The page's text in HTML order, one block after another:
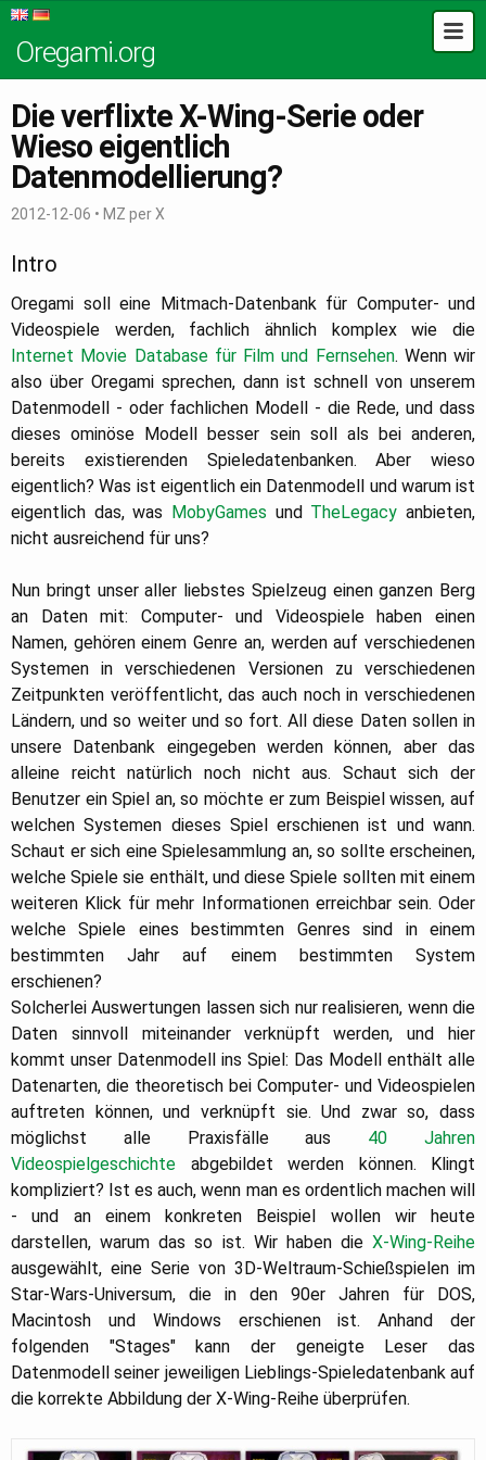
Oregami.org
Die verflixte X-Wing-Serie oder
Wieso eigentlich
Datenmodellierung?
2012-12-06 • MZ per X
Intro
Oregami soll eine Mitmach-Datenbank für Computer- und
Videospiele werden, fachlich ähnlich komplex wie die
Internet Movie Database für Film und Fernsehen. Wenn wir
also über Oregami sprechen, dann ist schnell von unserem
Datenmodell - oder fachlichen Modell - die Rede, und dass
dieses ominöse Modell besser sein soll als bei anderen,
bereits existierenden Spieledatenbanken. Aber wieso
eigentlich? Was ist eigentlich ein Datenmodell und warum ist
eigentlich das, was MobyGames und TheLegacy anbieten,
nicht ausreichend für uns?
Nun bringt unser aller liebstes Spielzeug einen ganzen Berg
an Daten mit: Computer- und Videospiele haben einen
Namen, gehören einem Genre an, werden auf verschiedenen
Systemen in verschiedenen Versionen zu verschiedenen
Zeitpunkten veröffentlicht, das auch noch in verschiedenen
Ländern, und so weiter und so fort. All diese Daten sollen in
unsere Datenbank eingegeben werden können, aber das
alleine reicht natürlich noch nicht aus. Schaut sich der
Benutzer ein Spiel an, so möchte er zum Beispiel wissen, auf
welchen Systemen dieses Spiel erschienen ist und wann.
Schaut er sich eine Spielesammlung an, so sollte erscheinen,
welche Spiele sie enthält, und diese Spiele sollten mit einem
weiteren Klick für mehr Informationen erreichbar sein. Oder
welche Spiele eines bestimmten Genres sind in einem
bestimmten Jahr auf einem bestimmten System
erschienen?
Solcherlei Auswertungen lassen sich nur realisieren, wenn die
Daten sinnvoll miteinander verknüpft werden, und hier
kommt unser Datenmodell ins Spiel: Das Modell enthält alle
Datenarten, die theoretisch bei Computer- und Videospielen
auftreten können, und verknüpft sie. Und zwar so, dass
möglichst alle Praxisfälle aus 40 Jahren
Videospielgeschichte abgebildet werden können. Klingt
kompliziert? Ist es auch, wenn man es ordentlich machen will
- und an einem konkreten Beispiel wollen wir heute
darstellen, warum das so ist. Wir haben die X-Wing-Reihe
ausgewählt, eine Serie von 3D-Weltraum-Schießspielen im
Star-Wars-Universum, die in den 90er Jahren für DOS,
Macintosh und Windows erschienen ist. Anhand der
folgenden "Stages" kann der geneigte Leser das
Datenmodell seiner jeweiligen Lieblings-Spieledatenbank auf
die korrekte Abbildung der X-Wing-Reihe überprüfen.